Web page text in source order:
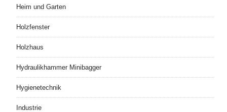
Heim und Garten
Holzfenster
Holzhaus
Hydraulikhammer Minibagger
Hygienetechnik
Industrie